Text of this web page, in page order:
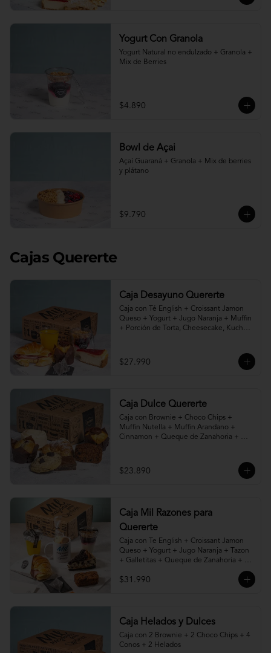
Yogurt Con Granola
Yogurt Natural no endulzado + Granola +
Mix de Berries
$4.890
Bowl de Açai
Açaí Guaraná + Granola + Mix de berries
y plátano
$9.790
Cajas Quererte
Caja Desayuno Quererte
Caja con Té English + Croissant Jamon
Queso + Yogurt + Jugo Naranja + Muffin
+ Porción de Torta, Cheesecake, Kuchen
$27.990
Caja Dulce Quererte
Caja con Brownie + Choco Chips +
Muffin Nutella + Muffin Arandano +
Cinnamon + Queque de Zanahoria +
$23.890
Caja Mil Razones para
Quererte
Caja con Te English + Croissant Jamon
Queso + Yogurt + Jugo Naranja + Tazon
+ Galletitas + Queque de Zanahoria +
Porción de Torta, Cheesecake, Kuchen o
Pie a elección.
$31.990
Caja Helados y Dulces
Caja con 2 Brownie + 2 Choco Chips + 4
Conos + 2 Helados